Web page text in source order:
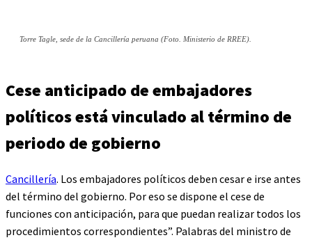
Torre Tagle, sede de la Cancillería peruana (Foto. Ministerio de RREE).
Cese anticipado de embajadores
políticos está vinculado al término de
periodo de gobierno
Cancillería. Los embajadores políticos deben cesar e irse antes
del término del gobierno. Por eso se dispone el cese de
funciones con anticipación, para que puedan realizar todos los
procedimientos correspondientes”. Palabras del ministro de